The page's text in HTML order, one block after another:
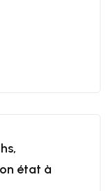
état à